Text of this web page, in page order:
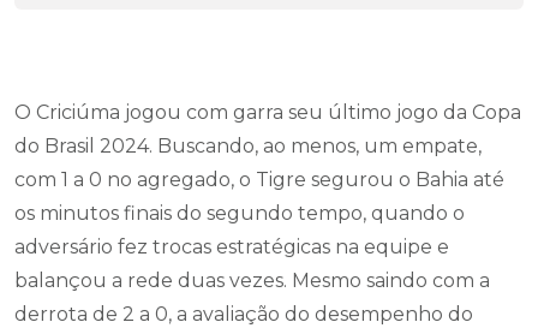
O Criciúma jogou com garra seu último jogo da Copa
do Brasil 2024. Buscando, ao menos, um empate,
com 1 a 0 no agregado, o Tigre segurou o Bahia até
os minutos finais do segundo tempo, quando o
adversário fez trocas estratégicas na equipe e
balançou a rede duas vezes. Mesmo saindo com a
derrota de 2 a 0, a avaliação do desempenho do